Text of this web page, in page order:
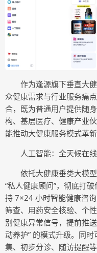
作为逢源旗下垂直大
众健康需求与行业服务痛
合，既为普通用户提供随
构、基层医疗、健康产业
能推动大健康服务模式革新
人工智能：全天候在
依托大健康垂类大模
“私人健康顾问”，彻底打
持 7×24 小时智能健康咨
筛查、用药安全核验、个
别健康异常信号，提前推
动养护” 的模式升级。同
集、初步分诊、随访提醒